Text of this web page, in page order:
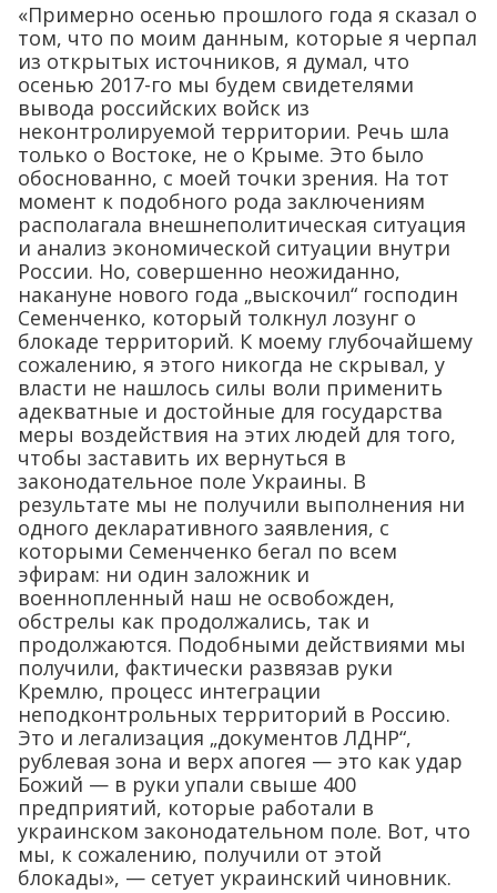
«Примерно осенью прошлого года я сказал о
том, что по моим данным, которые я черпал
из открытых источников, я думал, что
осенью 2017-го мы будем свидетелями
вывода российских войск из
неконтролируемой территории. Речь шла
только о Востоке, не о Крыме. Это было
обоснованно, с моей точки зрения. На тот
момент к подобного рода заключениям
располагала внешнеполитическая ситуация
и анализ экономической ситуации внутри
России. Но, совершенно неожиданно,
накануне нового года „выскочил“ господин
Семенченко, который толкнул лозунг о
блокаде территорий. К моему глубочайшему
сожалению, я этого никогда не скрывал, у
власти не нашлось силы воли применить
адекватные и достойные для государства
меры воздействия на этих людей для того,
чтобы заставить их вернуться в
законодательное поле Украины. В
результате мы не получили выполнения ни
одного декларативного заявления, с
которыми Семенченко бегал по всем
эфирам: ни один заложник и
военнопленный наш не освобожден,
обстрелы как продолжались, так и
продолжаются. Подобными действиями мы
получили, фактически развязав руки
Кремлю, процесс интеграции
неподконтрольных территорий в Россию.
Это и легализация „документов ЛДНР“,
рублевая зона и верх апогея — это как удар
Божий — в руки упали свыше 400
предприятий, которые работали в
украинском законодательном поле. Вот, что
мы, к сожалению, получили от этой
блокады», — сетует украинский чиновник.